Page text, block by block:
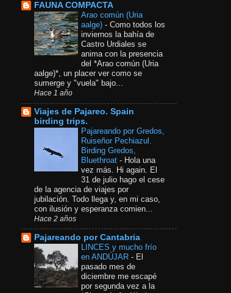
FAUNA COMPACTA
Arao común​ (Uria
aalge) - Como todos los
inviernos la bahía de
Castro Urdiales se
anima con la presencia
del *Arao común (Uria
aalge)*, un placer ver como se
sumerge y "vuela" bajo...
Hace 1 año
Viajes de Pajareo. Spain
birding trips.
Pajareando por Gredos,
Ruiseñor Pechiazul.
Birding Gredos,
Bluethroat - Hola una
vez más. Hi again. El
31 de julio hago el cese
de la agencia de viajes por
jubilación. Todo llega y, en mi caso,
con ilusión y esperanza comien...
Hace 2 años
Pajareando por Cantabria
LINCES y mucho frío
en ANDÚJAR - El
pasado mes de
diciembre me escapé
por segunda vez a la